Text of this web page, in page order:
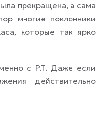
прекращена, а сама
многие поклонники
которые так ярко
с P.T. Даже если
действительно